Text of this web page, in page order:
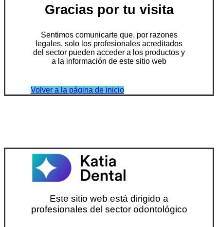
Gracias por tu visita
Sentimos comunicarte que, por razones
legales, solo los profesionales acreditados
del sector pueden acceder a los productos y
a la información de este sitio web
Volver a la página de inicio
Este sitio web está dirigido a
profesionales del sector odontológico